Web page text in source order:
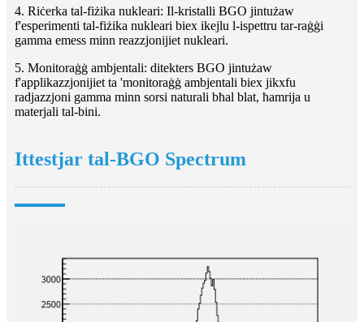
4. Riċerka tal-fiżika nukleari: Il-kristalli BGO jintużaw
f'esperimenti tal-fiżika nukleari biex ikejlu l-ispettru tar-raġġi
gamma emess minn reazzjonijiet nukleari.
5. Monitoraġġ ambjentali: ditekters BGO jintużaw
f'applikazzjonijiet ta 'monitoraġġ ambjentali biex jikxfu
radjazzjoni gamma minn sorsi naturali bħal blat, ħamrija u
materjali tal-bini.
Ittestjar tal-BGO Spectrum